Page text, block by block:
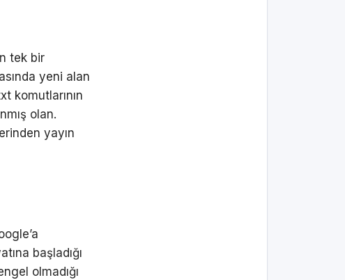
tek bir
yeni alan
komutlarının
olan.
yayın
başladığı
olmadığı